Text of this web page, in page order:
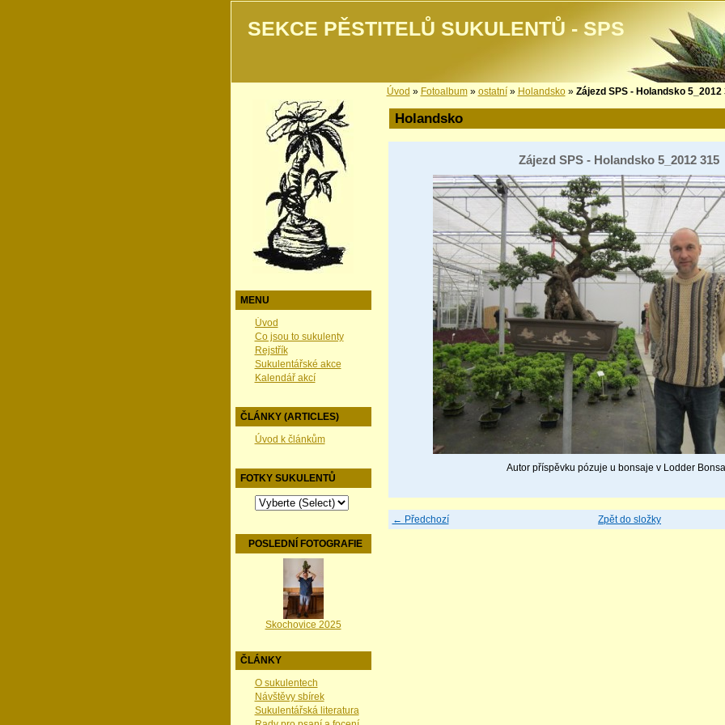
SEKCE PĚSTITELŮ SUKULENTŮ - SPS
MENU
Úvod
Co jsou to sukulenty
Rejstřík
Sukulentářské akce
Kalendář akcí
ČLÁNKY (ARTICLES)
Úvod k článkům
FOTKY SUKULENTŮ
POSLEDNÍ FOTOGRAFIE
Skochovice 2025
ČLÁNKY
O sukulentech
Návštěvy sbírek
Sukulentářská literatura
Úvod » Fotoalbum» ostatní» Holandsko» Zájezd SPS - Holandsko 5_2012
Holandsko
Zájezd SPS - Holandsko 5_2012 315
Autor příspěvku pózuje u bonsaje v Lodder
← Předchozí Zpět do složky